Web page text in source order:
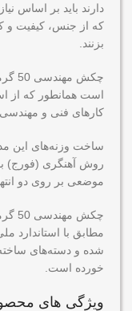
دارند باید بر اساس
که از جنس، کیفیت و
بزنند.
است همانطور که از
کارهای فنی و
ساخت وزنه‌های این
روش آهنگری (فورج)
موضعی بر روی دو
شده و دسته‌های
خورده است.
ویژگی های